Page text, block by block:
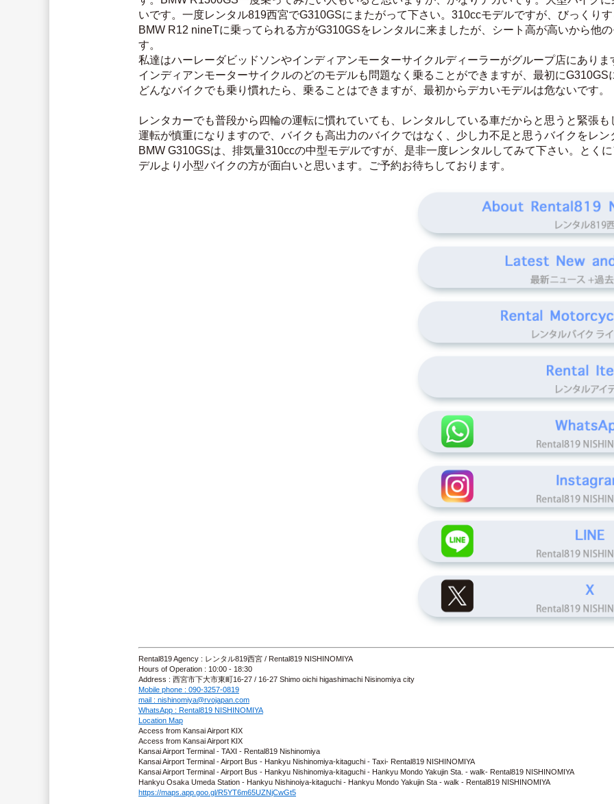
いです。一度レンタル819西宮でG310GSにまたがって下さい。310ccモデルですが、びっくり
BMW R12 nineTに乗ってられる方がG310GSをレンタルに来ましたが、シート高が高いから他
す。
私達はハーレーダビッドソンやインディアンモーターサイクルディーラーがグループ店にあり
インディアンモーターサイクルのどのモデルも問題なく乗ることができますが、最初に
どんなバイクでも乗り慣れたら、乗ることはできますが、最初からデカいモデルは危ないです。
レンタカーでも普段から四輪の運転に慣れていても、レンタルしている車だからと思うと緊張
運転が慎重になりますので、バイクも高出力のバイクではなく、少し力不足と思うバイクをレ
BMW G310GSは、排気量310ccの中型モデルですが、是非一度レンタルしてみて下さい。とく
デルより小型バイクの方が面白いと思います。ご予約お待ちしております。
Rental819 Agency : レンタル819西宮 / Rental819 NISHINOMIYA
Hours of Operation : 10:00 - 18:30
Address : 西宮市下大市東町16-27 / 16-27 Shimo oichi higashimachi Nisinomiya city
Mobile phone : 090-3257-0819
mail : nishinomiya@rvojapan.com
WhatsApp : Rental819 NISHINOMIYA
Location Map
Access from Kansai Airport KIX
Access from Kansai Airport KIX
Kansai Airport Terminal - TAXI - Rental819 Nishinomiya
Kansai Airport Terminal - Airport Bus - Hankyu Nishinomiya-kitaguchi - Taxi- Rental819 NISHINOMIYA
Kansai Airport Terminal - Airport Bus - Hankyu Nishinomiya-kitaguchi - Hankyu Mondo Yakujin Sta. - walk- Rental819 NISHINOMIYA
Hankyu Osaka Umeda Station - Hankyu Nishinoiya-kitaguchi - Hankyu Mondo Yakujin Sta - walk - Rental819 NISHINOMIYA
https://maps.app.goo.gl/R5YT6m65UZNjCwGt5